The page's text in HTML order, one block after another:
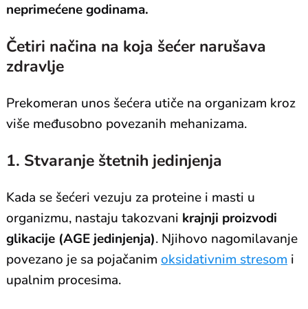
neprimećene godinama.
Četiri načina na koja šećer narušava
zdravlje
Prekomeran unos šećera utiče na organizam kroz
više međusobno povezanih mehanizama.
1. Stvaranje štetnih jedinjenja
Kada se šećeri vezuju za proteine i masti u
organizmu, nastaju takozvani krajnji proizvodi
glikacije (AGE jedinjenja). Njihovo nagomilavanje
povezano je sa pojačanimoksidativnim stresom i
upalnim procesima.